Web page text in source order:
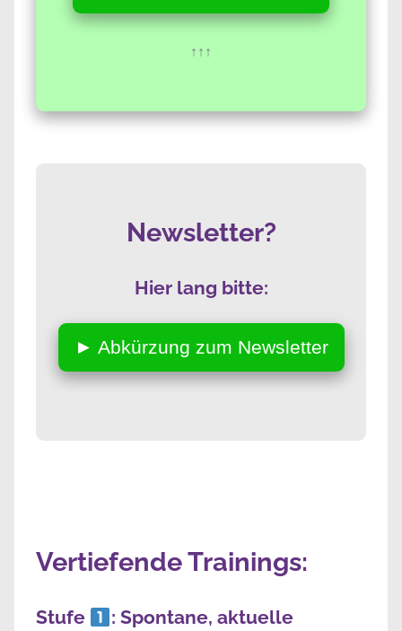
↑↑↑
Newsletter?
Hier lang bitte:
► Abkürzung zum Newsletter
Vertiefende Trainings:
Stufe
: Spontane, aktuelle